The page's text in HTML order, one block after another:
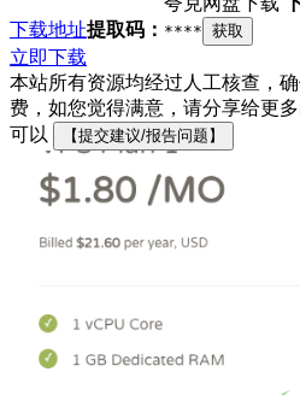
下载地址提取码： **** 获取
立即下载
本站所有资源均经过人工核查，
费，如您觉得满意，请分享给更
可以
【提交建议/报告问题】